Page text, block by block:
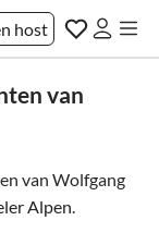
host
van
van Wolfgang
Alpen.